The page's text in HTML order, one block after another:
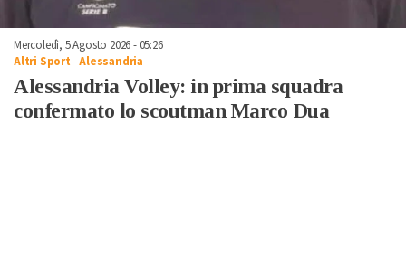
Mercoledì, 5 Agosto 2026 - 05:26
Altri Sport -Alessandria
Alessandria Volley: in prima squadra
confermato lo scoutman Marco Dua